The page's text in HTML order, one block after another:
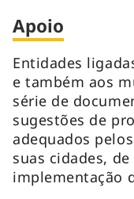
Apoio
Entidades
e também aos
série de
sugestões de
adequados
suas cidades,
implementação